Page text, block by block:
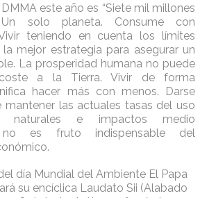
este año es “Siete mil millones
solo planeta. Consume con
Vivir teniendo en cuenta los límites
mejor estrategia para asegurar un
La prosperidad humana no puede
a la Tierra. Vivir de forma
hacer más con menos. Darse
mantener las actuales tasas del uso
naturales e impactos medio
no es fruto indispensable del
día Mundial del Ambiente El Papa
su encíclica Laudato Sii (Alabado